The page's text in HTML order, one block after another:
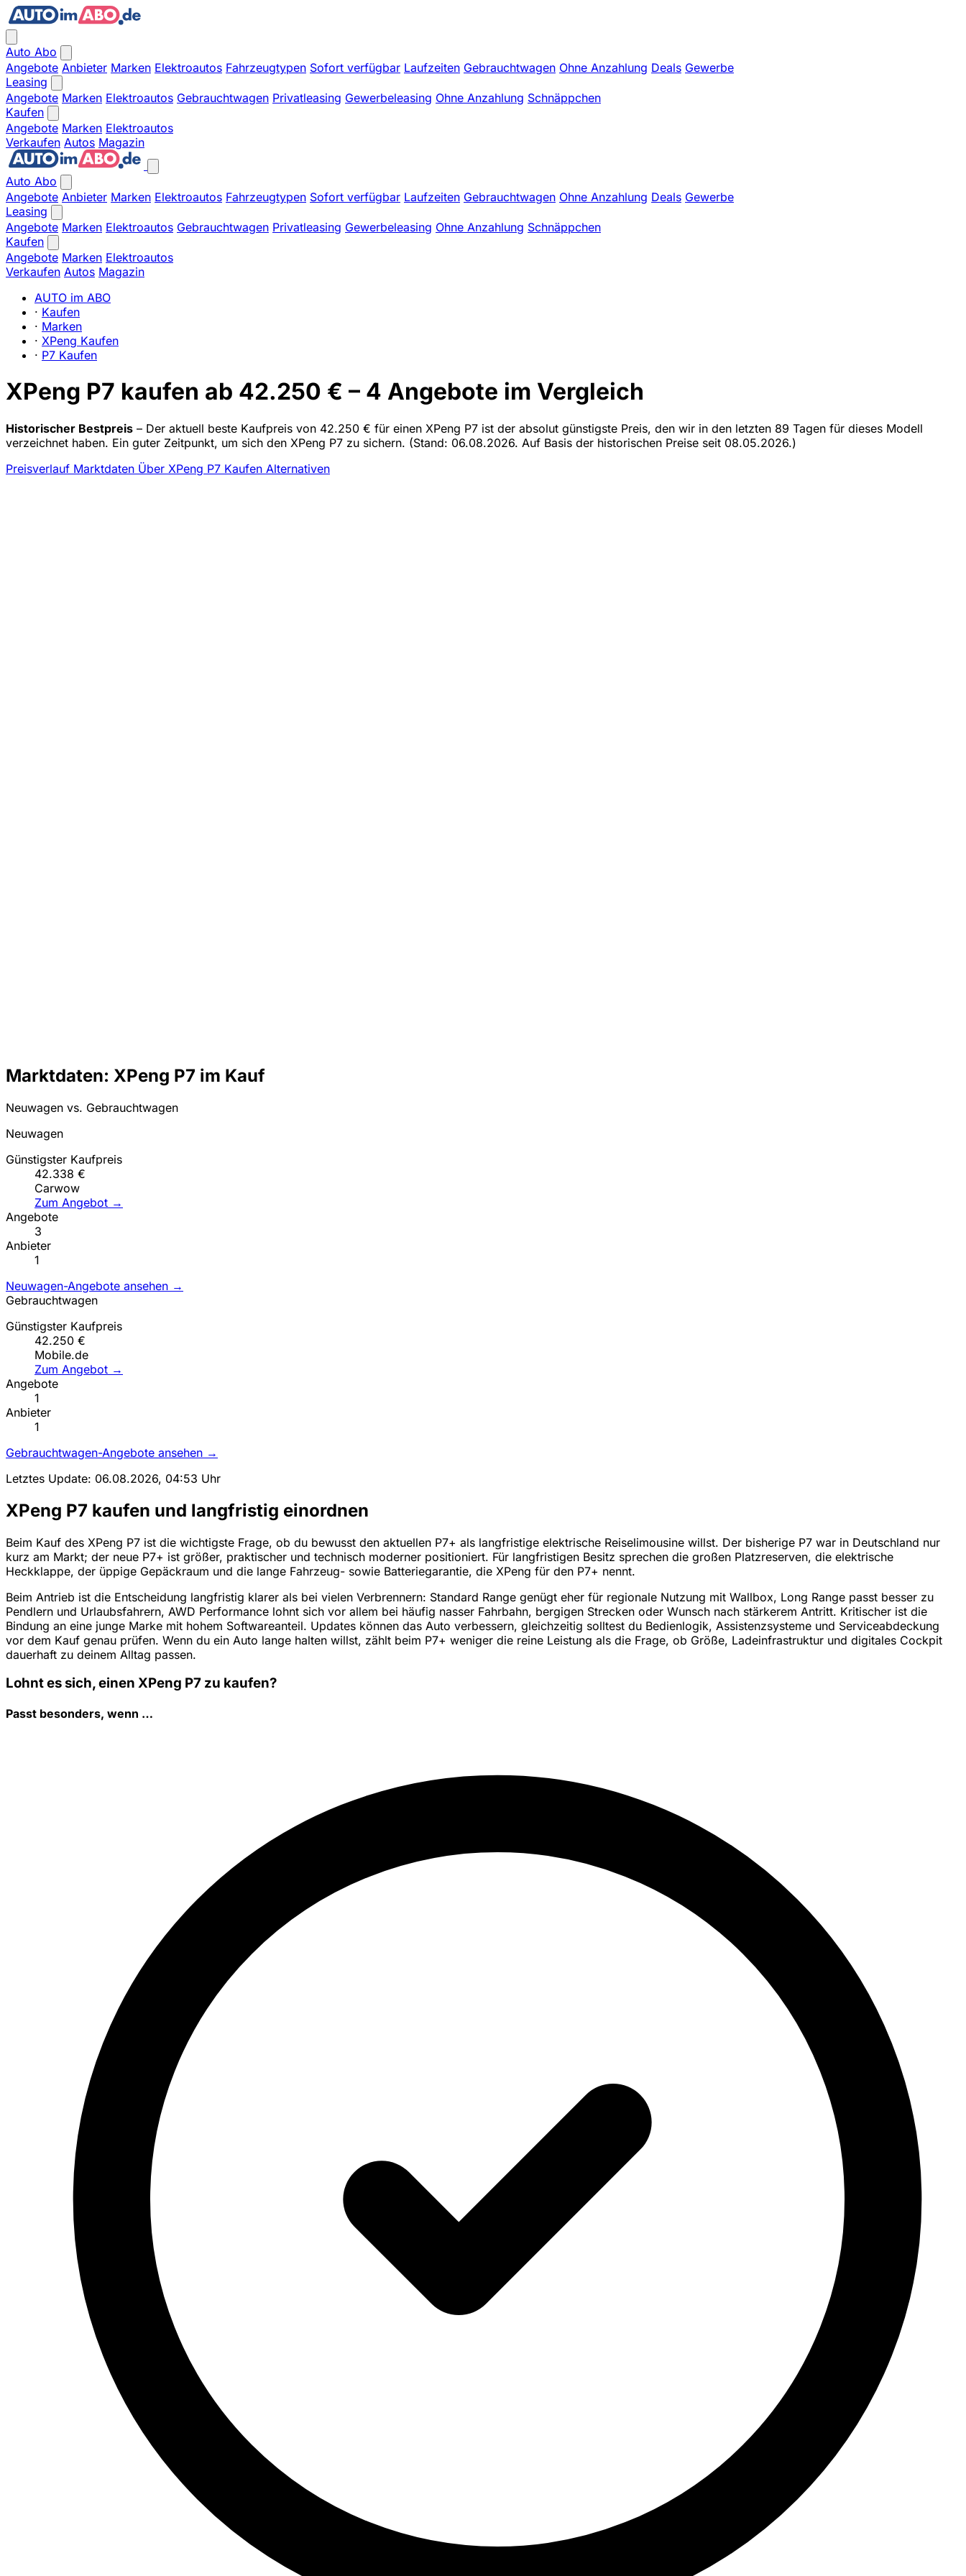
Auto Abo
Angebote Anbieter Marken Elektroautos Fahrzeugtypen Sofort verfügbar Laufzeiten Gebrauchtwagen Ohne Anzahlung Deals Gewerbe
Leasing
Angebote Marken Elektroautos Gebrauchtwagen Privatleasing Gewerbeleasing Ohne Anzahlung Schnäppchen
Kaufen
Angebote Marken Elektroautos
Verkaufen Autos Magazin
Auto Abo
Angebote Anbieter Marken Elektroautos Fahrzeugtypen Sofort verfügbar Laufzeiten Gebrauchtwagen Ohne Anzahlung Deals Gewerbe
Leasing
Angebote Marken Elektroautos Gebrauchtwagen Privatleasing Gewerbeleasing Ohne Anzahlung Schnäppchen
Kaufen
Angebote Marken Elektroautos
Verkaufen Autos Magazin
AUTO im ABO
· Kaufen
· Marken
· XPeng Kaufen
· P7 Kaufen
XPeng P7 kaufen ab 42.250 € – 4 Angebote im Vergleich
Historischer Bestpreis – Der aktuell beste Kaufpreis von 42.250 € für einen XPeng P7 ist der absolut günstigste Preis, den wir in den letzten 89 Tagen für dieses Modell
verzeichnet haben. Ein guter Zeitpunkt, um sich den XPeng P7 zu sichern. (Stand: 06.08.2026. Auf Basis der historischen Preise seit 08.05.2026.)
Preisverlauf Marktdaten Über XPeng P7 Kaufen Alternativen
Marktdaten: XPeng P7 im Kauf
Neuwagen vs. Gebrauchtwagen
Neuwagen
Günstigster Kaufpreis
42.338 €
Carwow
Zum Angebot →
Angebote
3
Anbieter
1
Neuwagen-Angebote ansehen →
Gebrauchtwagen
Günstigster Kaufpreis
42.250 €
Mobile.de
Zum Angebot →
Angebote
1
Anbieter
1
Gebrauchtwagen-Angebote ansehen →
Letztes Update: 06.08.2026, 04:53 Uhr
XPeng P7 kaufen und langfristig einordnen
Beim Kauf des XPeng P7 ist die wichtigste Frage, ob du bewusst den aktuellen P7+ als langfristige elektrische Reiselimousine willst. Der bisherige P7 war in Deutschland nur
kurz am Markt; der neue P7+ ist größer, praktischer und technisch moderner positioniert. Für langfristigen Besitz sprechen die großen Platzreserven, die elektrische
Heckklappe, der üppige Gepäckraum und die lange Fahrzeug- sowie Batteriegarantie, die XPeng für den P7+ nennt.
Beim Antrieb ist die Entscheidung langfristig klarer als bei vielen Verbrennern: Standard Range genügt eher für regionale Nutzung mit Wallbox, Long Range passt besser zu
Pendlern und Urlaubsfahrern, AWD Performance lohnt sich vor allem bei häufig nasser Fahrbahn, bergigen Strecken oder Wunsch nach stärkerem Antritt. Kritischer ist die
Bindung an eine junge Marke mit hohem Softwareanteil. Updates können das Auto verbessern, gleichzeitig solltest du Bedienlogik, Assistenzsysteme und Serviceabdeckung
vor dem Kauf genau prüfen. Wenn du ein Auto lange halten willst, zählt beim P7+ weniger die reine Leistung als die Frage, ob Größe, Ladeinfrastruktur und digitales Cockpit
dauerhaft zu deinem Alltag passen.
Lohnt es sich, einen XPeng P7 zu kaufen?
Passt besonders, wenn …